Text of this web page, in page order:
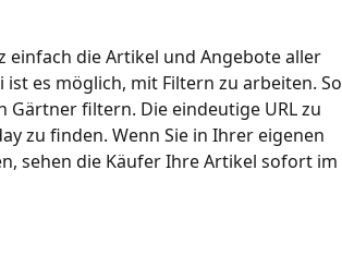
einfach die Artikel und Angebote aller
es möglich, mit Filtern zu arbeiten. So
filtern. Die eindeutige URL zu
zu finden. Wenn Sie in Ihrer eigenen
sehen die Käufer Ihre Artikel sofort im